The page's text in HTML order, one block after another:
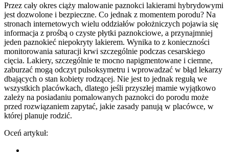
Przez cały okres ciąży malowanie paznokci lakierami hybrydowymi
jest dozwolone i bezpieczne. Co jednak z momentem porodu? Na
stronach internetowych wielu oddziałów położniczych pojawia się
informacja z prośbą o czyste płytki paznokciowe, a przynajmniej
jeden paznokieć niepokryty lakierem. Wynika to z konieczności
monitorowania saturacji krwi szczególnie podczas cesarskiego
cięcia. Lakiery, szczególnie te mocno napigmentowane i ciemne,
zaburzać mogą odczyt pulsoksymetru i wprowadzać w błąd lekarzy
dbających o stan kobiety rodzącej. Nie jest to jednak regułą we
wszystkich placówkach, dlatego jeśli przyszłej mamie wyjątkowo
zależy na posiadaniu pomalowanych paznokci do porodu może
przed rozwiązaniem zapytać, jakie zasady panują w placówce, w
której planuje rodzić.
Oceń artykuł: